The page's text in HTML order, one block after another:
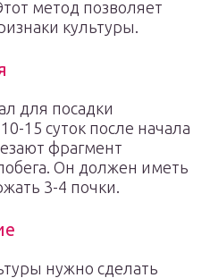
метод позволяет
культуры.
для посадки
15 суток после начала
фрагмент
Он должен иметь
3-4 почки.
нужно сделать